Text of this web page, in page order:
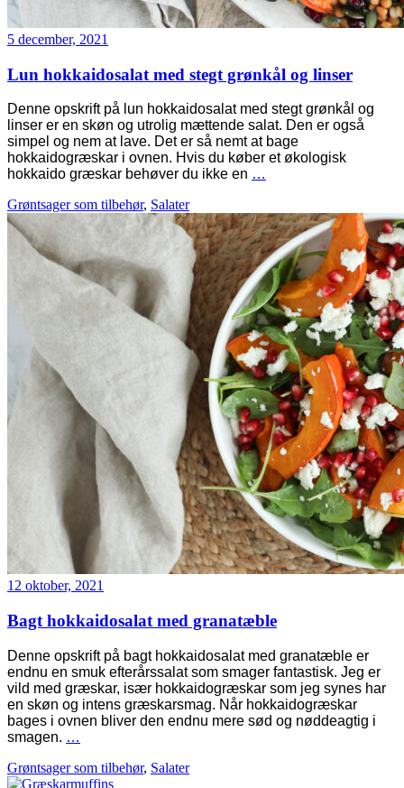
5 december, 2021
Lun hokkaidosalat med stegt grønkål og linser
Denne opskrift på lun hokkaidosalat med stegt grønkål og
linser er en skøn og utrolig mættende salat. Den er også
simpel og nem at lave. Det er så nemt at bage
hokkaidogræskar i ovnen. Hvis du køber et økologisk
hokkaido græskar behøver du ikke en …
Grøntsager som tilbehør, Salater
12 oktober, 2021
Bagt hokkaidosalat med granatæble
Denne opskrift på bagt hokkaidosalat med granatæble er
endnu en smuk efterårssalat som smager fantastisk. Jeg er
vild med græskar, især hokkaidogræskar som jeg synes har
en skøn og intens græskarsmag. Når hokkaidogræskar
bages i ovnen bliver den endnu mere sød og nøddeagtig i
smagen. …
Grøntsager som tilbehør, Salater